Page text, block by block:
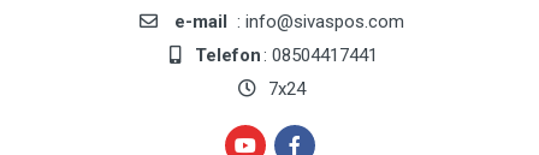
e-mail : info@sivaspos.com
Telefon: 08504417441
7x24